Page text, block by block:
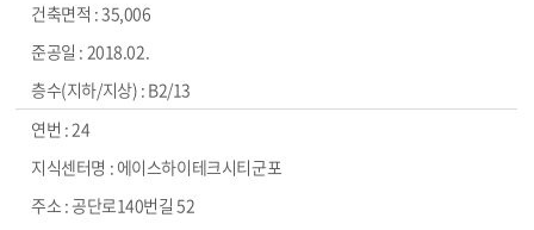
35,006
2018.02.
B2/13
24
에이스하이테크시티군포
공단로140번길 52